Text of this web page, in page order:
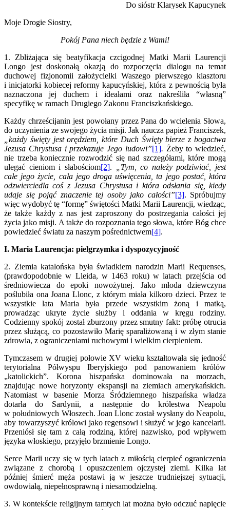
Do sióstr Klarysek Kapucynek
Moje Drogie Siostry,
Pokój Pana niech będzie z Wami!
1. Zbliżająca się beatyfikacja czcigodnej Matki Marii Laurencji
Longo jest doskonałą okazją do rozpoczęcia dialogu na temat
duchowej fizjonomii założycielki Waszego pierwszego klasztoru
i inicjatorki kobiecej reformy kapucyńskiej, która z pewnością była
naznaczona jej duchem i ideałami oraz nakreśliła “własną”
specyfikę w ramach Drugiego Zakonu Franciszkańskiego.
Każdy chrześcijanin jest powołany przez Pana do wcielenia Słowa,
do uczynienia ze swojego życia misji. Jak naucza papież Franciszek,
„każdy święty jest orędziem, które Duch Święty bierze z bogactwa
Jezusa Chrystusa i przekazuje Jego ludowi”[1]. Żeby to wiedzieć,
nie trzeba koniecznie rozwodzić się nad szczegółami, które mogą
ulegać cieniom i słabościom[2].
„Tym, co należy podziwiać, jest
całe jego życie, cała jego droga uświęcenia, ta jego postać, która
odzwierciedla coś z Jezusa Chrystusa i która odsłania się, kiedy
udaje się pojąć znaczenie tej osoby jako całości”[3]. Spróbujmy
więc wydobyć tę “formę” świętości Matki Marii Laurencji, wiedząc,
że także każdy z nas jest zaproszony do postrzegania całości jej
życia jako misji. A także do rozpoznania tego słowa, które Bóg chce
powiedzieć światu za naszym pośrednictwem[4].
I. Maria Laurencja: pielgrzymka i dyspozycyjność
2. Ziemia katalońska była świadkiem narodzin Marii Requenses,
(prawdopodobnie w Lleida, w 1463 roku) w latach przejścia od
średniowiecza do epoki nowożytnej. Jako młoda dziewczyna
poślubiła ona Joana Llonc, z którym miała kilkoro dzieci. Przez te
wszystkie lata Maria była przede wszystkim żoną i matką,
prowadząc ukryte życie służby i oddania w kręgu rodziny.
Codzienny spokój został zburzony przez smutny fakt: próbę otrucia
przez służącą, co pozostawiło Marię sparaliżowaną i w złym stanie
zdrowia, z ograniczeniami ruchowymi i wielkim cierpieniem.
Tymczasem w drugiej połowie XV wieku kształtowała się jedność
terytorialna Półwyspu Iberyjskiego pod panowaniem królów
„katolickich”. Korona hiszpańska dominowała na morzach,
znajdując nowe horyzonty ekspansji na ziemiach amerykańskich.
Natomiast w basenie Morza Śródziemnego hiszpańska władza
dotarła do Sardynii, a następnie do królestwa Neapolu
w południowych Włoszech. Joan Llonc został wysłany do Neapolu,
aby towarzyszyć królowi jako regensowi i służyć w jego kancelarii.
Przeniósł się tam z całą rodziną, której nazwisko, pod wpływem
języka włoskiego, przyjęło brzmienie Longo.
Serce Marii uczy się w tych latach z miłością cierpieć ograniczenia
związane z chorobą i opuszczeniem ojczystej ziemi. Kilka lat
później śmierć męża postawi ją w jeszcze trudniejszej sytuacji,
owdowiałą, niepełnosprawną i niesamodzielną.
3. W kontekście religijnym tamtych lat można było odczuć napięcie